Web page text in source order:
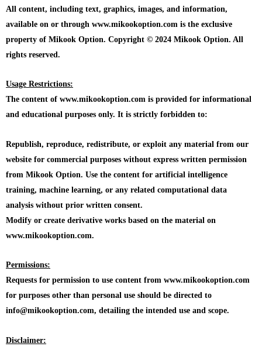
All content, including text, graphics, images, and information,
available on or through www.mikookoption.com is the exclusive
property of Mikook Option. Copyright © 2024 Mikook Option. All
rights reserved.
Usage Restrictions:
The content of www.mikookoption.com is provided for informational
and educational purposes only. It is strictly forbidden to:
Republish, reproduce, redistribute, or exploit any material from our
website for commercial purposes without express written permission
from Mikook Option. Use the content for artificial intelligence
training, machine learning, or any related computational data
analysis without prior written consent.
Modify or create derivative works based on the material on
www.mikookoption.com.
Permissions:
Requests for permission to use content from www.mikookoption.com
for purposes other than personal use should be directed to
info@mikookoption.com, detailing the intended use and scope.
Disclaimer: